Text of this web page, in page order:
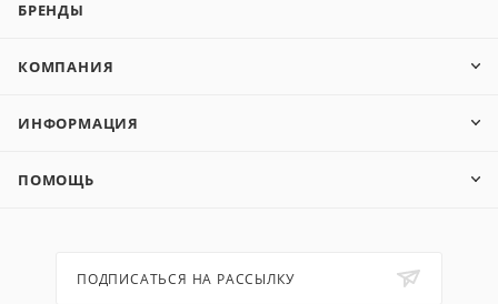
БРЕНДЫ
КОМПАНИЯ
ИНФОРМАЦИЯ
ПОМОЩЬ
ПОДПИСАТЬСЯ НА РАССЫЛКУ